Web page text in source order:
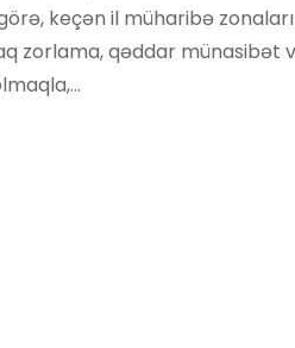
keçən il müharibə
zorlama, qəddar münasibət